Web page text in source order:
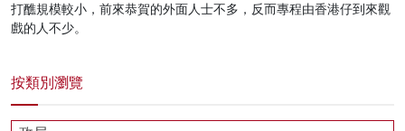
打醮規模較小，前來恭賀的外面人士不多，反而專程由香港仔到來觀
戲的人不少。
按類別瀏覽